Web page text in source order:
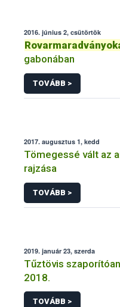
2016. június 2, csütörtök
gabonában
TOVÁBB >
2017. augusztus 1, kedd
Tömegessé vált az
rajzása
TOVÁBB >
2019. január 23, szerda
Tűztövis
2018.
TOVÁBB >